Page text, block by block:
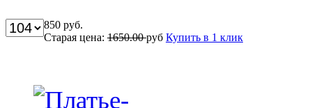
850 руб.
Старая цена: 1650.00руб Купить в 1 клик